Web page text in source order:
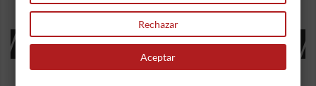
16 OTROS PRODUCTOS EN LA MISMA
CATEGORÍA:
Rechazar
Aceptar